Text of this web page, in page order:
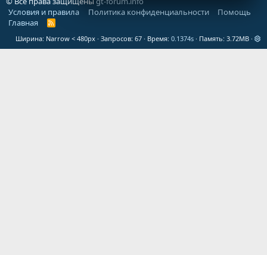
Условия и правила
Политика конфиденциальности
Помощь
Главная
R
S
Ширина Запросов 67 Время 0.1374s Память 3.72MB